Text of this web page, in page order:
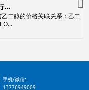
...
乙二醇的价格关联关系：乙二
手机/微信:
13776949009